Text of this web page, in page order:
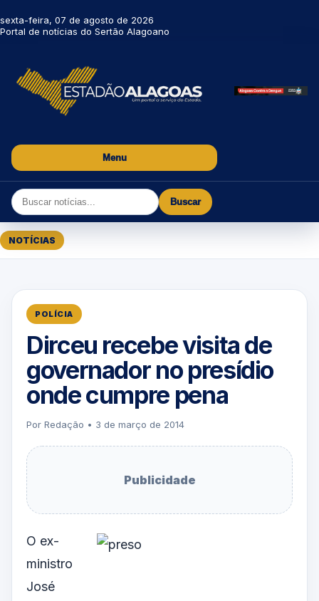
sexta-feira, 07 de agosto de 2026
Portal de notícias do Sertão Alagoano
Menu
Buscar
NOTÍCIAS
POLÍCIA
Dirceu recebe visita de
governador no presídio
onde cumpre pena
Por Redação • 3 de março de 2014
Publicidade
O ex-
ministro
José